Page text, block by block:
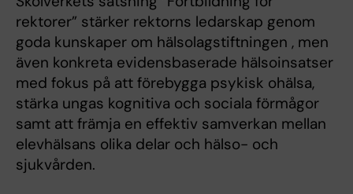
rektorer” stärker rektorns ledarskap genom
goda kunskaper om hälsolagstiftningen , men
även konkreta evidensbaserade hälsoinsatser
med fokus på att förebygga psykisk ohälsa,
stärka ungas kognitiva och sociala förmågor
samt att främja en effektiv samverkan mellan
elevhälsans olika delar och hälso- och
sjukvården.